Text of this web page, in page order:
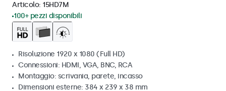
Articolo: 15HD7M
100+ pezzi disponibili
Risoluzione 1920 x 1080 (Full HD)
Connessioni: HDMI, VGA, BNC, RCA
Montaggio: scrivania, parete, incasso
Dimensioni esterne: 384 x 239 x 38 mm